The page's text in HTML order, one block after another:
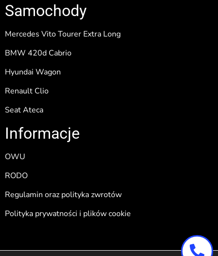
Samochody
Mercedes Vito Tourer Extra Long
BMW 420d Cabrio
Hyundai Wagon
Renault Clio
Seat Ateca
Informacje
OWU
RODO
Regulamin oraz polityka zwrotów
Polityka prywatności i plików cookie